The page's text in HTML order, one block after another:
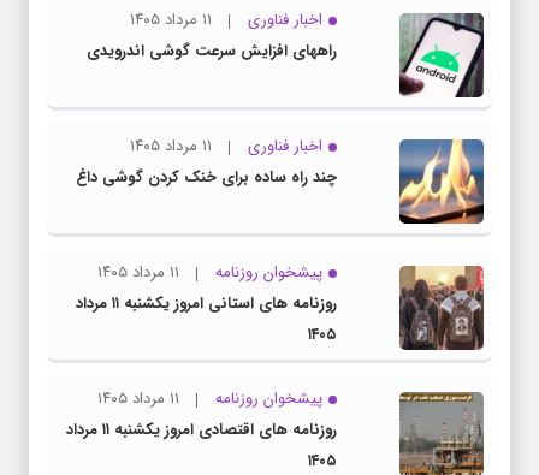
اخبار فناوری
۱۱ مرداد ۱۴۰۵
راههای افزایش سرعت گوشی اندرویدی
اخبار فناوری
۱۱ مرداد ۱۴۰۵
چند راه‌ ساده برای خنک کردن گوشی داغ
پیشخوان روزنامه
۱۱ مرداد ۱۴۰۵
روزنامه های استانی امروز یکشنبه ۱۱ مرداد
۱۴۰۵
پیشخوان روزنامه
۱۱ مرداد ۱۴۰۵
روزنامه های اقتصادی امروز یکشنبه ۱۱ مرداد
۱۴۰۵